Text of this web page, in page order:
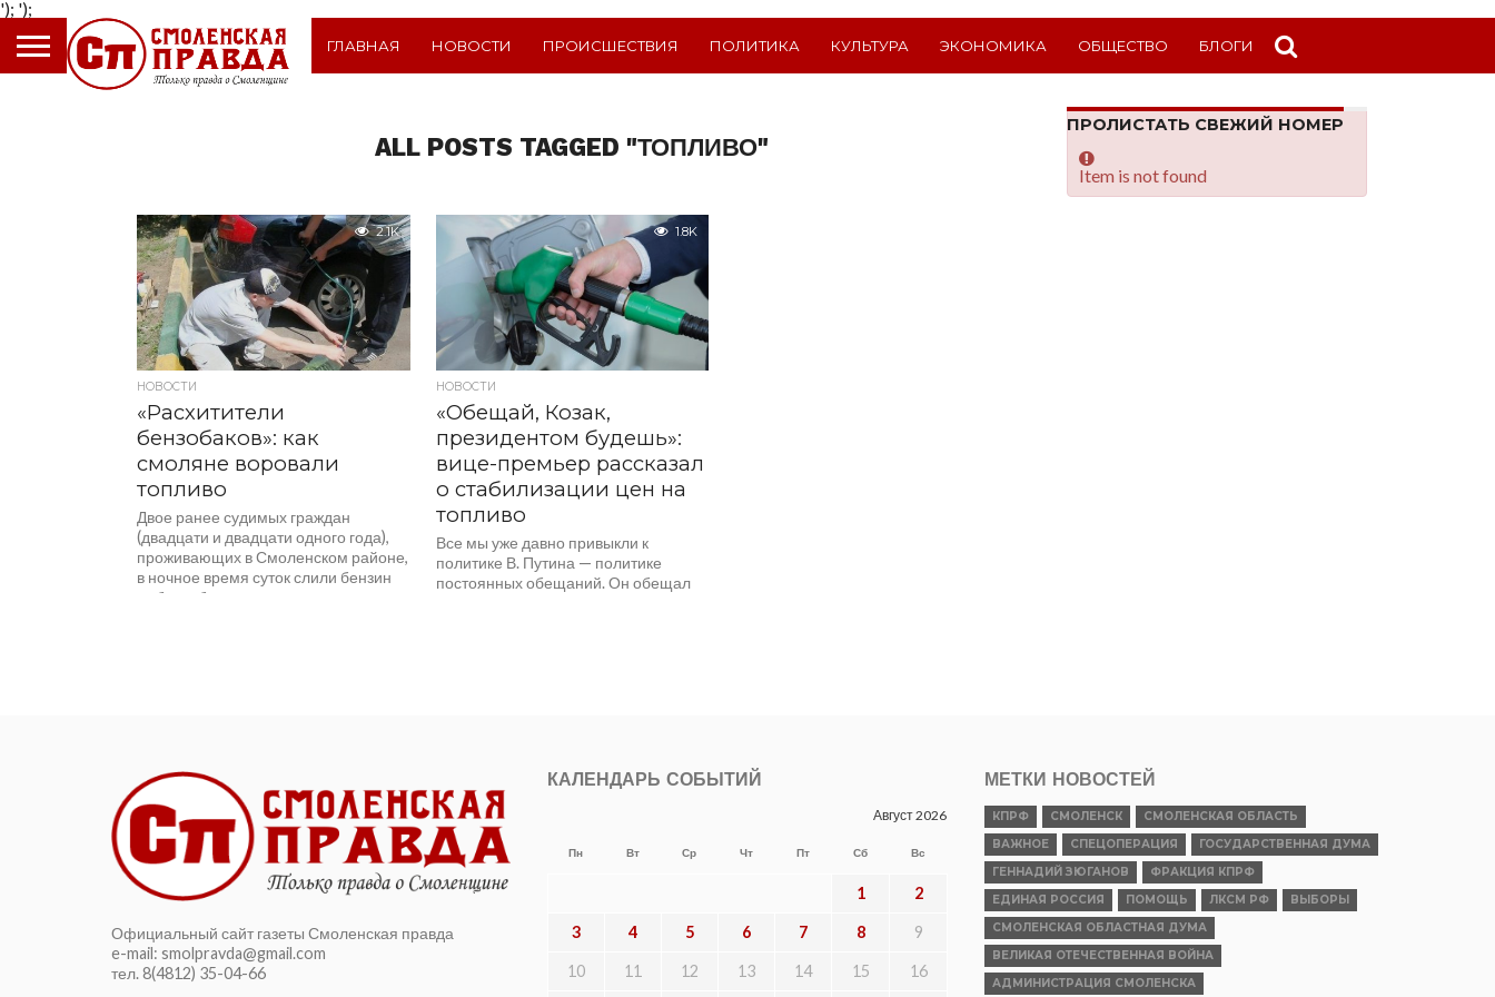
');
ГЛАВНАЯ НОВОСТИ ПРОИСШЕСТВИЯ ПОЛИТИКА КУЛЬТУРА ЭКОНОМИКА ОБЩЕСТВО БЛОГИ
ALL POSTS TAGGED "ТОПЛИВО"
2.1K
НОВОСТИ
«Расхитители
бензобаков»: как
смоляне воровали
топливо
Двое ранее судимых граждан
(двадцати и двадцати одного года),
проживающих в Смоленском районе,
в ночное время суток слили бензин
из бензобака отечественного...
1.8K
НОВОСТИ
«Обещай, Козак,
президентом будешь»:
вице-премьер рассказал
о стабилизации цен на
топливо
Все мы уже давно привыкли к
политике В. Путина — политике
постоянных обещаний. Он обещал
ПРОЛИСТАТЬ СВЕЖИЙ НОМЕР
Item is not found
Официальный сайт газеты Смоленская правда
e-mail: smolpravda@gmail.com
тел. 8(4812) 35-04-66
КАЛЕНДАРЬ СОБЫТИЙ
Август 2026
Пн Вт Ср Чт Пт Сб Вс
1 2
3 4 5 6 7 8 9
10 11 12 13 14 15 16
МЕТКИ НОВОСТЕЙ
КПРФ СМОЛЕНСК
СМОЛЕНСКАЯ ОБЛАСТЬ
ВАЖНОЕ
СПЕЦОПЕРАЦИЯ
ГОСУДАРСТВЕННАЯ ДУМА
ГЕННАДИЙ ЗЮГАНОВ
ФРАКЦИЯ КПРФ
ЕДИНАЯ РОССИЯ
ПОМОЩЬ ЛКСМ РФ
ВЫБОРЫ
СМОЛЕНСКАЯ ОБЛАСТНАЯ ДУМА
ВЕЛИКАЯ ОТЕЧЕСТВЕННАЯ ВОЙНА
АДМИНИСТРАЦИЯ СМОЛЕНСКА
');